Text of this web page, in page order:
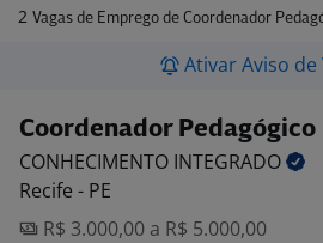
2 Vagas de Emprego de Coordenador Pedagógico
Ativar Aviso de
Coordenador Pedagógico
CONHECIMENTO INTEGRADO
Recife - PE
R$ 3.000,00 a R$ 5.000,00